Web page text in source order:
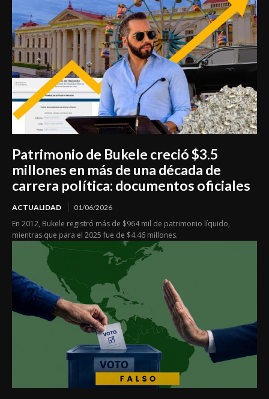
Patrimonio de Bukele creció $3.5
millones en más de una década de
carrera política: documentos oficiales
ACTUALIDAD 01/06/2026
En 2012, Bukele registró más de $964 mil de patrimonio líquido,
mientras que para el 2025 fue de $4.46 millones.